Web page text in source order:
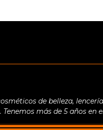
de belleza,
más de 5 años en